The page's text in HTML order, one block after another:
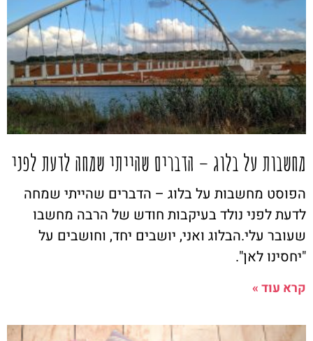
מחשבות על בלוג – הדברים שהייתי שמחה לדעת לפני
הפוסט מחשבות על בלוג – הדברים שהייתי שמחה
לדעת לפני נולד בעיקבות חודש של הרבה מחשבו
שעובר עלי.הבלוג ואני, יושבים יחד, וחושבים על
"יחסינו לאן".
קרא עוד »